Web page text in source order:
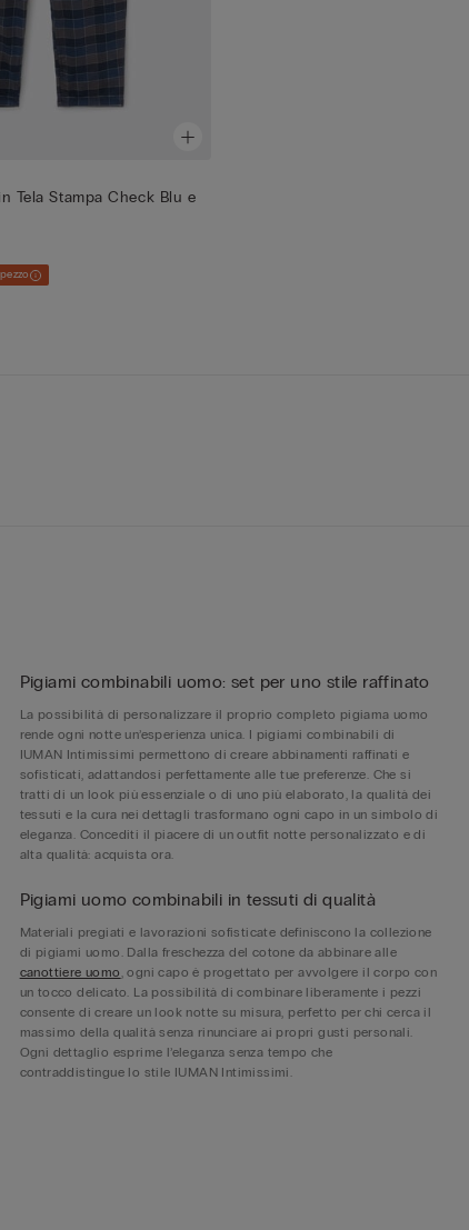
Tela Stampa Check Blu e
Pigiami combinabili uomo: set per uno stile raffinato
La possibilità di personalizzare il proprio completo pigiama uomo
rende ogni notte un’esperienza unica. I pigiami combinabili di
IUMAN Intimissimi permettono di creare abbinamenti raffinati e
sofisticati, adattandosi perfettamente alle tue preferenze. Che si
tratti di un look più essenziale o di uno più elaborato, la qualità dei
tessuti e la cura nei dettagli trasformano ogni capo in un simbolo di
eleganza. Concediti il piacere di un outfit notte personalizzato e di
alta qualità: acquista ora.
Pigiami uomo combinabili in tessuti di qualità
Materiali pregiati e lavorazioni sofisticate definiscono la collezione
di pigiami uomo. Dalla freschezza del cotone da abbinare alle
canottiere uomo, ogni capo è progettato per avvolgere il corpo con
un tocco delicato. La possibilità di combinare liberamente i pezzi
consente di creare un look notte su misura, perfetto per chi cerca il
massimo della qualità senza rinunciare ai propri gusti personali.
Ogni dettaglio esprime l’eleganza senza tempo che
contraddistingue lo stile IUMAN Intimissimi.